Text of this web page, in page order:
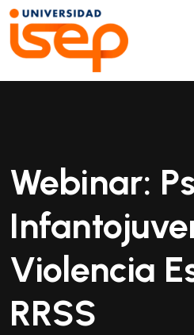
Webinar:
Violencia
RRSS